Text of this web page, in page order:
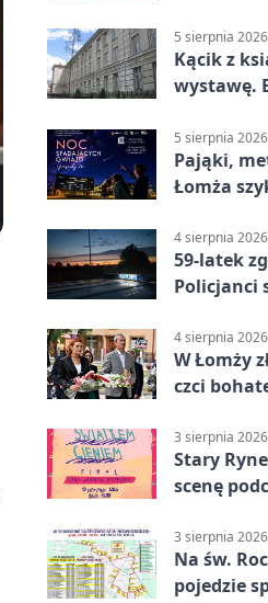
5 sierpnia 2026
Kącik z
wystawę.
5 sierpnia 2026
Pająki,
Łomża
4 sierpnia 2026
59-latek
Policjanci
4 sierpnia 2026
W Łomży
czci
3 sierpnia 2026
Stary
scenę
3 sierpnia 2026
Na św.
pojedzie